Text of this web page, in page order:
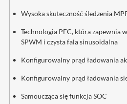
Wysoka skuteczność śledzenia
Technologia PFC, która zapewnia
SPWM i czysta fala sinusoidalna
Konfigurowalny prąd ładowania
Konfigurowalny prąd ładowania
Samoucząca się funkcja SOC